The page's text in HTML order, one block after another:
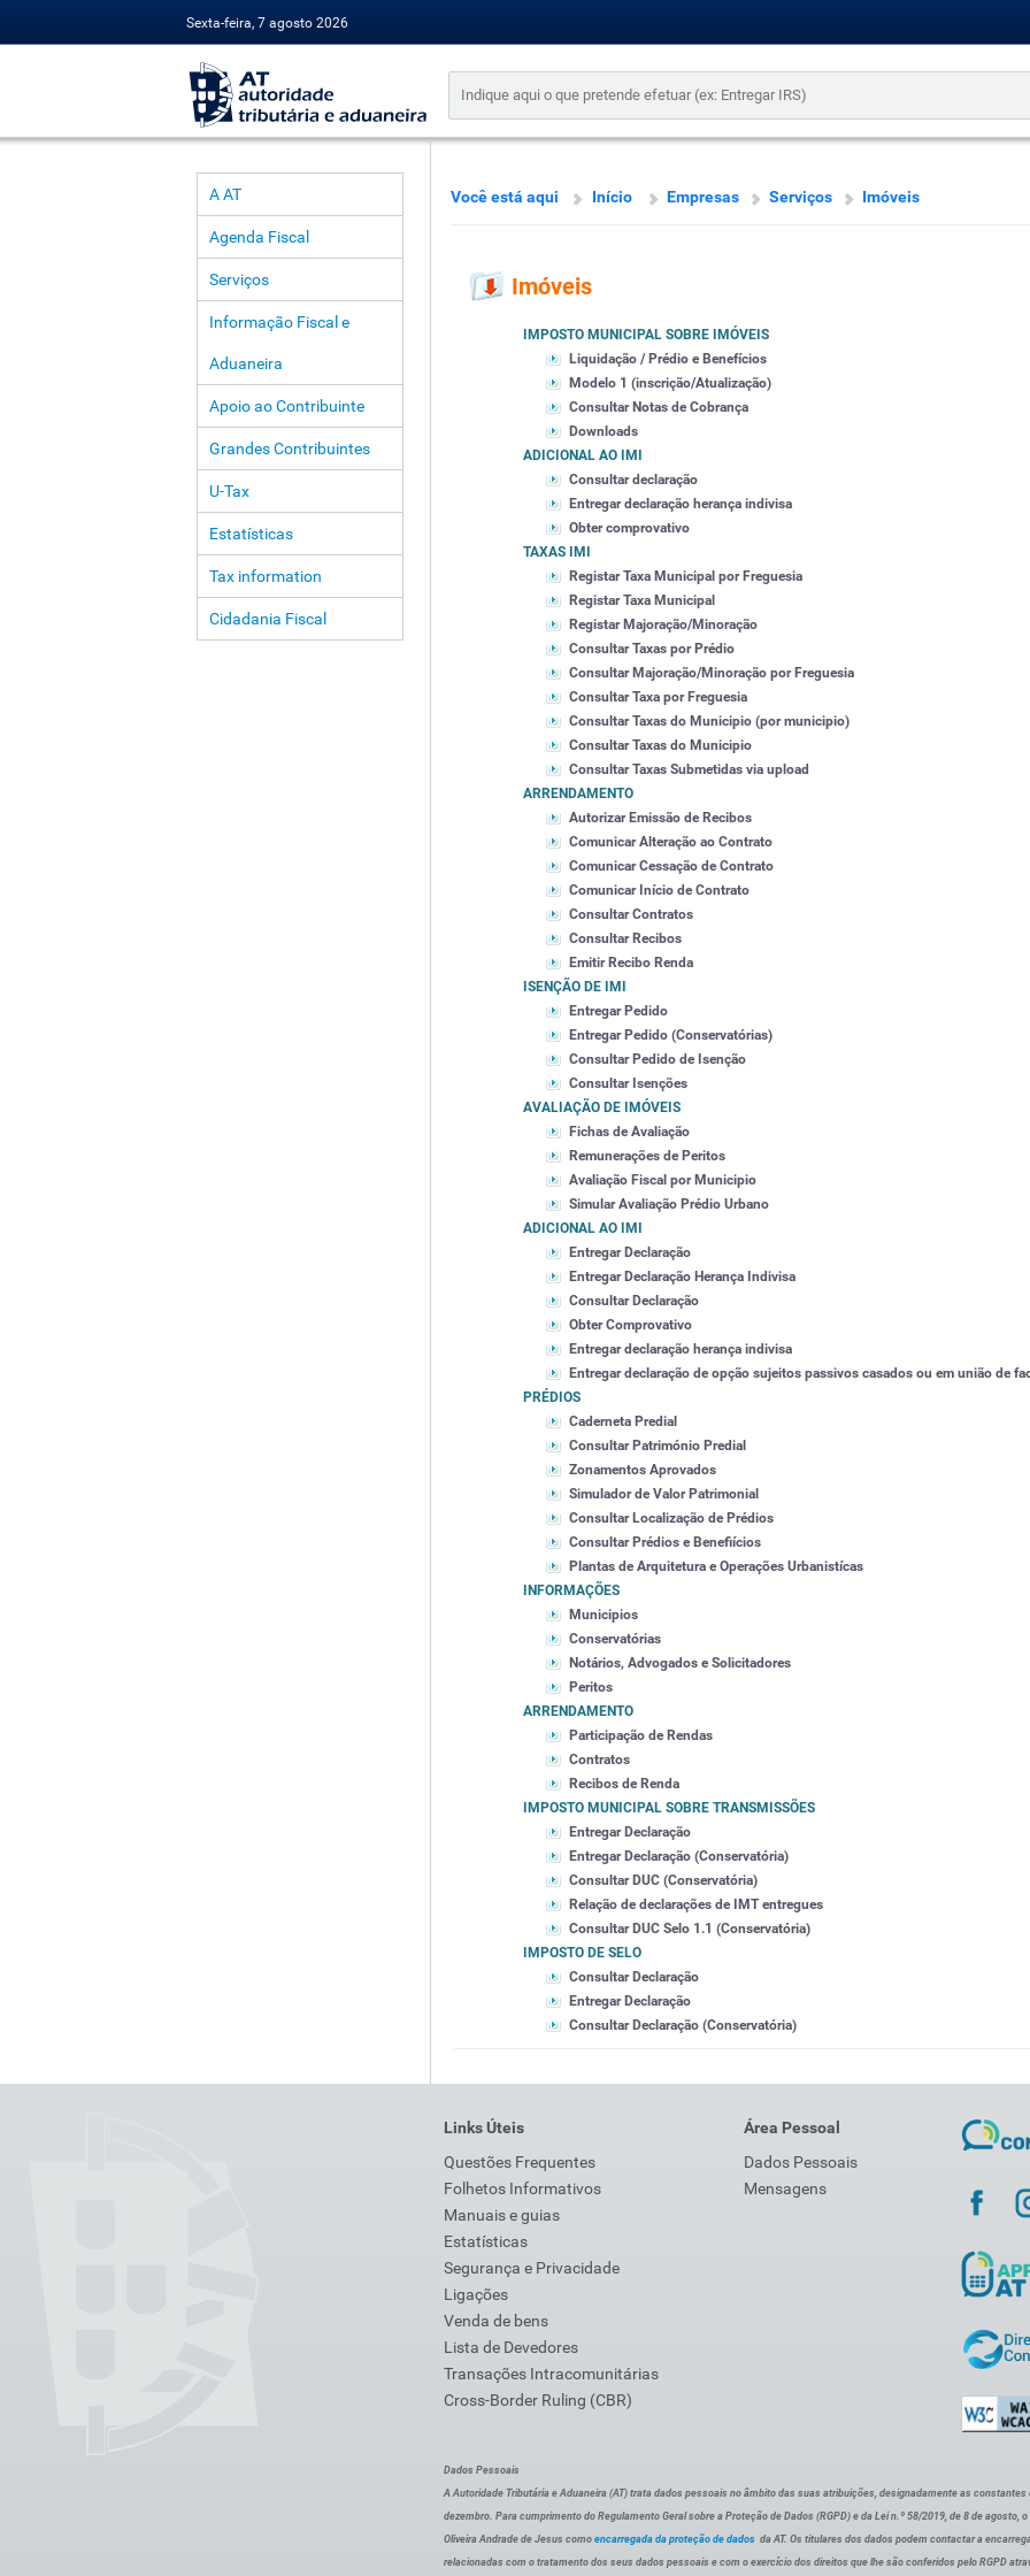
Sexta-feira, 7 agosto 2026
A AT
Agenda Fiscal
Serviços
Informação Fiscal e
Aduaneira
Apoio ao Contribuinte
Grandes Contribuintes
U-Tax
Estatísticas
Tax information
Cidadania Fiscal
Você está aqui Início Empresas Serviços Imóveis
Imóveis
IMPOSTO MUNICIPAL SOBRE IMÓVEIS
Liquidação / Prédio e Benefícios
Modelo 1 (inscrição/Atualização)
Consultar Notas de Cobrança
Downloads
ADICIONAL AO IMI
Consultar declaração
Entregar declaração herança indivisa
Obter comprovativo
TAXAS IMI
Registar Taxa Municipal por Freguesia
Registar Taxa Municipal
Registar Majoração/Minoração
Consultar Taxas por Prédio
Consultar Majoração/Minoração por Freguesia
Consultar Taxa por Freguesia
Consultar Taxas do Municipio (por municipio)
Consultar Taxas do Municipio
Consultar Taxas Submetidas via upload
ARRENDAMENTO
Autorizar Emissão de Recibos
Comunicar Alteração ao Contrato
Comunicar Cessação de Contrato
Comunicar Início de Contrato
Consultar Contratos
Consultar Recibos
Emitir Recibo Renda
ISENÇÃO DE IMI
Entregar Pedido
Entregar Pedido (Conservatórias)
Consultar Pedido de Isenção
Consultar Isenções
AVALIAÇÃO DE IMÓVEIS
Fichas de Avaliação
Remunerações de Peritos
Avaliação Fiscal por Municipio
Simular Avaliação Prédio Urbano
ADICIONAL AO IMI
Entregar Declaração
Entregar Declaração Herança Indivisa
Consultar Declaração
Obter Comprovativo
Entregar declaração herança indivisa
Entregar declaração de opção sujeitos passivos casados ou em união de
PRÉDIOS
Caderneta Predial
Consultar Património Predial
Zonamentos Aprovados
Simulador de Valor Patrimonial
Consultar Localização de Prédios
Consultar Prédios e Benefiícios
Plantas de Arquitetura e Operações Urbanistícas
INFORMAÇÕES
Municipios
Conservatórias
Notários, Advogados e Solicitadores
Peritos
ARRENDAMENTO
Participação de Rendas
Contratos
Recibos de Renda
IMPOSTO MUNICIPAL SOBRE TRANSMISSÕES
Entregar Declaração
Entregar Declaração (Conservatória)
Consultar DUC (Conservatória)
Relação de declarações de IMT entregues
Consultar DUC Selo 1.1 (Conservatória)
IMPOSTO DE SELO
Consultar Declaração
Entregar Declaração
Consultar Declaração (Conservatória)
Links Úteis
Questões Frequentes
Folhetos Informativos
Manuais e guias
Estatísticas
Segurança e Privacidade
Ligações
Venda de bens
Lista de Devedores
Transações Intracomunitárias
Cross-Border Ruling (CBR)
Área Pessoal
Dados Pessoais
Mensagens
Dados Pessoais
A Autoridade Tributária e Aduaneira (AT) trata dados pessoais no âmbito das suas atribuições, designadamente as constantes
dezembro. Para cumprimento do Regulamento Geral sobre a Proteção de Dados (RGPD) e da Lei n.º 58/2019, de 8 de agosto,
Oliveira Andrade de Jesus como encarregada da proteção de dados da AT. Os titulares dos dados podem contactar a
relacionadas com o tratamento dos seus dados pessoais e com o exercício dos direitos que lhe são conferidos pelo RGPD